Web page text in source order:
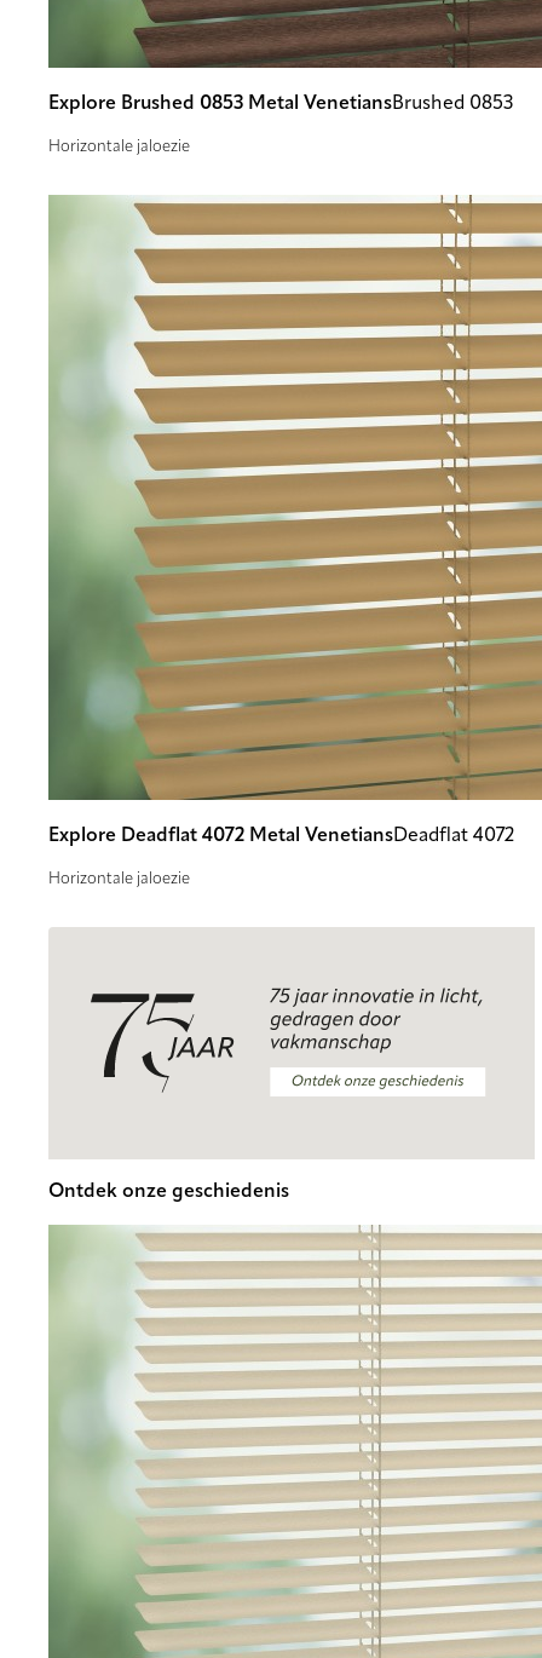
Explore Brushed 0853 Metal VenetiansBrushed 0853
Horizontale jaloezie
Explore Deadflat 4072 Metal VenetiansDeadflat 4072
Horizontale jaloezie
Ontdek onze geschiedenis